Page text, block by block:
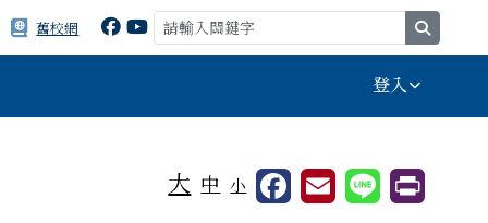
舊校網
登入
⏸
大 中 小